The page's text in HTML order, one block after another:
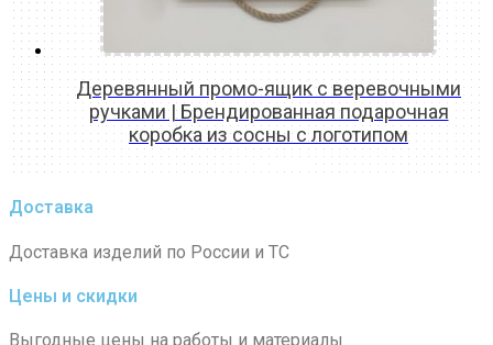
Деревянный промо-ящик с веревочными
ручками | Брендированная подарочная
коробка из сосны с логотипом
READ MORE
Доставка
Доставка изделий по России и ТС
Цены и скидки
Выгодные цены на работы и материалы